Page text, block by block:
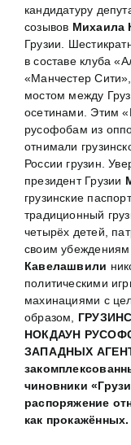
кандидатуру
созывов Михаила
Грузии.
в составе клуба
«Манчестер Сити»,
мостом между
осетинами. Этим
русофобам из
отнимали
России грузин.
президент Грузии
грузинские
традиционный
четырёх детей,
своим
Кавелашвили
политическими
махинациями с
образом,
НОКДАУН
ЗАПАДНЫХ
чиновники
распоряжение
как прокажённых.